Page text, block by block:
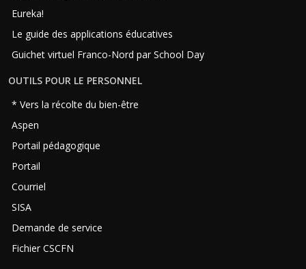
Eureka!
Le guide des applications éducatives
Guichet virtuel Franco-Nord par School Day
OUTILS POUR LE PERSONNEL
* Vers la récolte du bien-être
Aspen
Portail pédagogique
Portail
Courriel
SISA
Demande de service
Fichier CSCFN